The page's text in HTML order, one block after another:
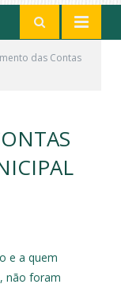
das Contas
e a quem
não foram